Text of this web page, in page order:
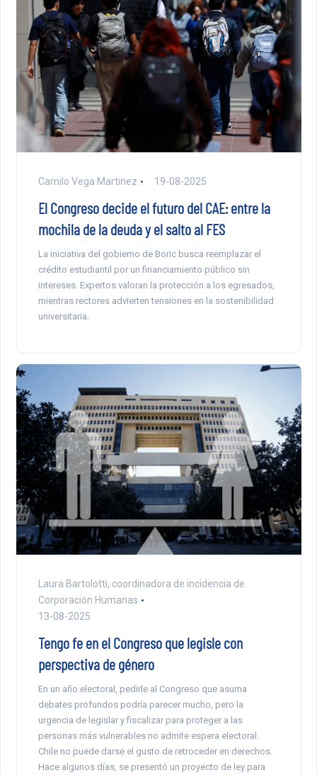
Camilo Vega Martinez 19-08-2025
El Congreso decide el futuro del CAE: entre la
mochila de la deuda y el salto al FES
La iniciativa del gobierno de Boric busca reemplazar el
crédito estudiantil por un financiamiento público sin
intereses. Expertos valoran la protección a los egresados,
mientras rectores advierten tensiones en la sostenibilidad
universitaria.
Laura Bartolotti, coordinadora de incidencia de
Corporación Humanas
13-08-2025
Tengo fe en el Congreso que legisle con
perspectiva de género
En un año electoral, pedirle al Congreso que asuma
debates profundos podría parecer mucho, pero la
urgencia de legislar y fiscalizar para proteger a las
personas más vulnerables no admite espera electoral.
Chile no puede darse el gusto de retroceder en derechos.
Hace algunos días, se presentó un proyecto de ley para